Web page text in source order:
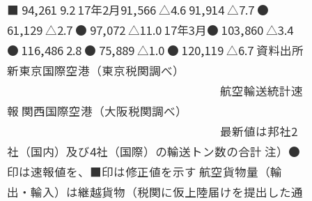
■ 94,261 9.2 17年2月91,566 △4.6 91,914 △7.7 ●
61,129 △2.7 ● 97,072 △11.0 17年3月● 103,860 △3.4
● 116,486 2.8 ● 75,889 △1.0 ● 120,119 △6.7 資料出所
新東京国際空港（東京税関調べ）
航空輸送統計速
報 関西国際空港（大阪税関調べ）
最新値は邦社2
社（国内）及び4社（国際）の輸送トン数の合計 注）●
印は速報値を、■印は修正値を示す 航空貨物量（輸
出・輸入）は継越貨物（税関に仮上陸届けを提出した通